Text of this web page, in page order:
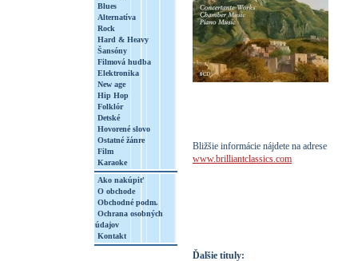
Blues
Alternatíva
Rock
Hard & Heavy
Šansóny
Filmová hudba
Elektronika
New age
Hip Hop
Folklór
Detské
Hovorené slovo
Ostatné žánre
Film
Karaoke
Ako nakúpiť
O obchode
Obchodné podm.
Ochrana osobných
údajov
Kontakt
Bližšie informácie nájdete na adrese
www.brilliantclassics.com
Ďalšie tituly: